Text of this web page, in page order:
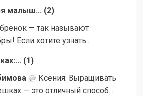
малыш... (2)
— так называют
Если хотите узнать...
(1)
Ксения: Выращивать
— это отличный способ...